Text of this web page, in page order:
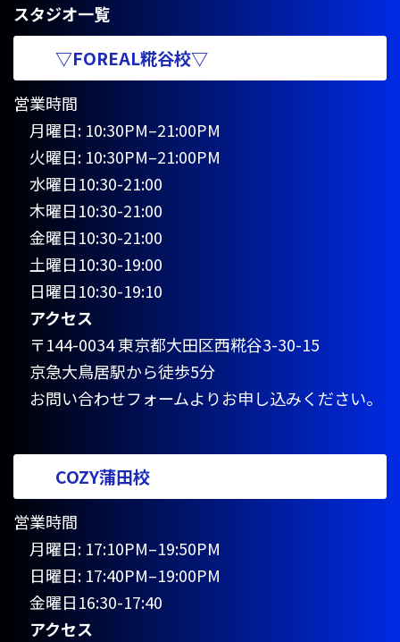
グの完成系の動画です。
スタジオ一覧
▽FOREAL糀谷校▽
営業時間
月曜日: 10:30PM–21:00PM
火曜日: 10:30PM–21:00PM
水曜日10:30-21:00
木曜日10:30-21:00
金曜日10:30-21:00
土曜日10:30-19:00
日曜日10:30-19:10
アクセス
〒144-0034 東京都大田区西糀谷3-30-15
京急大鳥居駅から徒歩5分
お問い合わせフォームよりお申し込みください。
COZY蒲田校
営業時間
月曜日: 17:10PM–19:50PM
日曜日: 17:40PM–19:00PM
金曜日16:30-17:40
アクセス